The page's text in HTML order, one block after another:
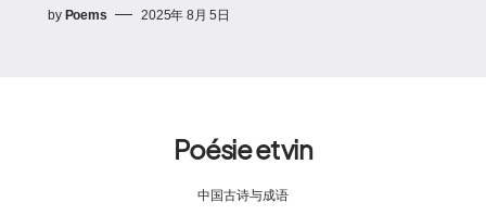
by Poems 2025年 8月 5日
Poésie et vin
中国古诗与成语